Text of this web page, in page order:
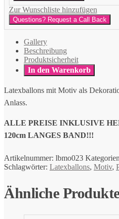
Zur Wunschliste hinzufügen
Questions? Request a Call Back
Gallery
Beschreibung
Produktsicherheit
In den Warenkorb
Latexballons mit Motiv als
Anlass.
ALLE PREISE INKLUSIVE
120cm LANGES BAND!!!
Artikelnummer: lbmo023
Schlagwörter: Latexballons, Motiv,
Ähnliche